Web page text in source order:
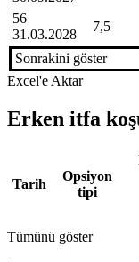
56
31.03.2028
7,5
Sonrakini göster
Excel'e Aktar
Erken itfa
Tarih
Opsiyon
tipi
Tümünü göster